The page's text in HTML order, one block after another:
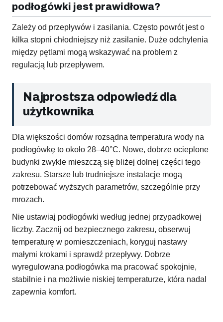
podłogówki jest prawidłowa?
Zależy od przepływów i zasilania. Często powrót jest o
kilka stopni chłodniejszy niż zasilanie. Duże odchylenia
między pętlami mogą wskazywać na problem z
regulacją lub przepływem.
Najprostsza odpowiedź dla
użytkownika
Dla większości domów rozsądna temperatura wody na
podłogówkę to około 28–40°C. Nowe, dobrze ocieplone
budynki zwykle mieszczą się bliżej dolnej części tego
zakresu. Starsze lub trudniejsze instalacje mogą
potrzebować wyższych parametrów, szczególnie przy
mrozach.
Nie ustawiaj podłogówki według jednej przypadkowej
liczby. Zacznij od bezpiecznego zakresu, obserwuj
temperaturę w pomieszczeniach, koryguj nastawy
małymi krokami i sprawdź przepływy. Dobrze
wyregulowana podłogówka ma pracować spokojnie,
stabilnie i na możliwie niskiej temperaturze, która nadal
zapewnia komfort.